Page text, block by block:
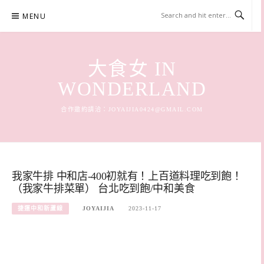
content
MENU
大食女 IN
WONDERLAND
合作邀約請洽： JOYAIJIA0424@GMAIL.COM
我家牛排 中和店-400初就有！上百道料理吃到飽！
（我家牛排菜單） 台北吃到飽/中和美食
捷運中和新蘆線 JOYAIJIA 2023-11-17